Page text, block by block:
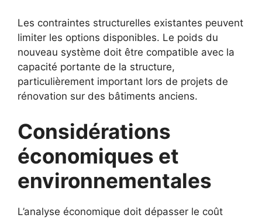
Les contraintes structurelles existantes peuvent
limiter les options disponibles. Le poids du
nouveau système doit être compatible avec la
capacité portante de la structure,
particulièrement important lors de projets de
rénovation sur des bâtiments anciens.
Considérations
économiques et
environnementales
L’analyse économique doit dépasser le coût